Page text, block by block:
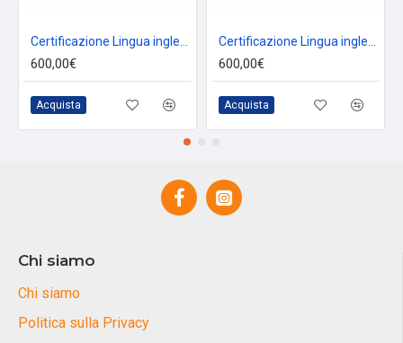
600,00€
Acquista
600,00€
Acquista
Chi siamo
Chi siamo
Politica sulla Privacy